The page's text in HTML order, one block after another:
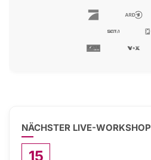
NÄCHSTER LIVE-WORKSHOP
15